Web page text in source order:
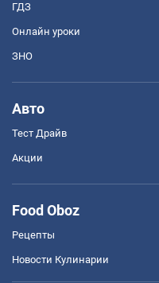
ГДЗ
Онлайн уроки
ЗНО
Авто
Тест Драйв
Акции
Food Oboz
Рецепты
Новости Кулинарии